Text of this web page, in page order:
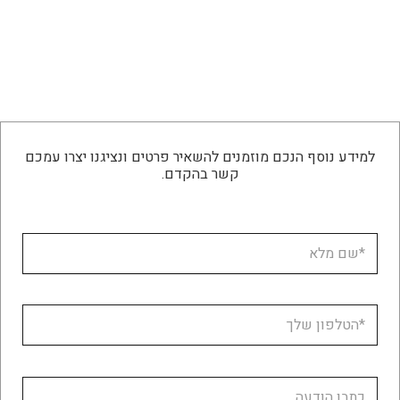
למידע נוסף הנכם מוזמנים להשאיר פרטים ונציגנו יצרו עמכם
קשר בהקדם.